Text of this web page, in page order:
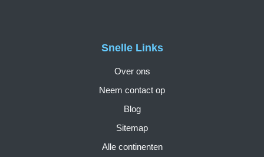
Snelle Links
Over ons
Neem contact op
Blog
Sitemap
Alle continenten